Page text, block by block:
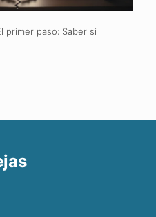
primer paso: Saber si